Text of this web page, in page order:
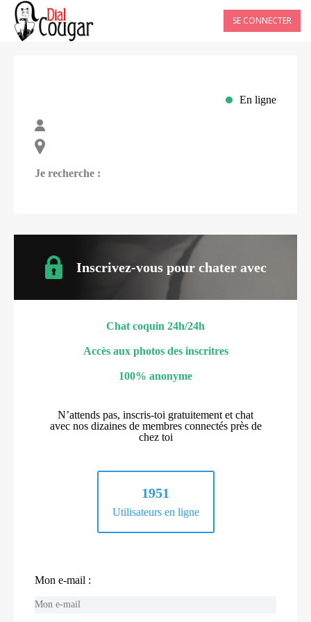
SE CONNECTER
En ligne
Je recherche :
Inscrivez-vous pour chater avec
Chat coquin 24h/24h
Accès aux photos des inscritres
100% anonyme
N’attends pas, inscris-toi gratuitement et chat
avec nos dizaines de membres connectés près de
chez toi
1951
Utilisateurs en ligne
Mon e-mail :